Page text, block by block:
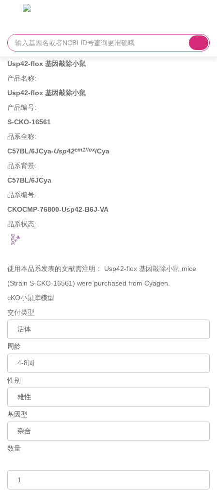
Usp42-flox 基因敲除小鼠
产品名称:
Usp42-flox 基因敲除小鼠
产品编号:
S-CKO-16561
品系全称:
C57BL/6JCya-Usp42em1flox/Cya
品系背景:
C57BL/6JCya
品系编号:
CKOCMP-76800-Usp42-B6J-VA
品系状态:
使用本品系发表的文献需注明： Usp42-flox 基因敲除小鼠 mice
(Strain S-CKO-16561) were purchased from Cyagen.
cKO小鼠库模型
交付类型
周龄
性别
基因型
数量